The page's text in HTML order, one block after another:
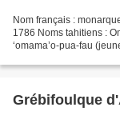
Nom français :
1786 Noms tahitiens :
‘omama’o-pua-fau
Grébifoulque